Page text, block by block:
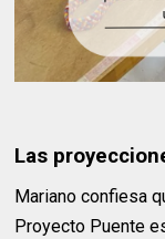
Las
Mariano confiesa
Proyecto Puente